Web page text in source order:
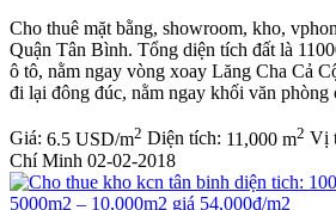
Cho thuê mặt bằng, showroom, kho,
Quận Tân Bình. Tổng diện tích đất là
ô tô, nằm ngay vòng xoay Lăng Cha Cả
đi lại đông đúc, nằm ngay khối văn phòng
Giá: 6.5 USD/m2 Diện tích: 11,000 m2 Vị
Chí Minh 02-02-2018